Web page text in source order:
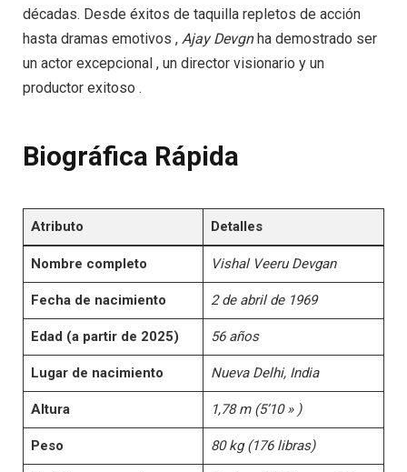
décadas. Desde éxitos de taquilla repletos de acción
hasta dramas emotivos , AjayDevgnha demostrado ser
un actor excepcional , un director visionario y un
productor exitoso .
Biográfica Rápida
Atributo Detalles
Nombre completo Vishal Veeru Devgan
Fecha de nacimiento 2 de abril de 1969
Edad (a partir de 2025) 56 años
Lugar de nacimiento Nueva Delhi, India
Altura 1,78 m (5’10 » )
Peso 80 kg (176 libras)